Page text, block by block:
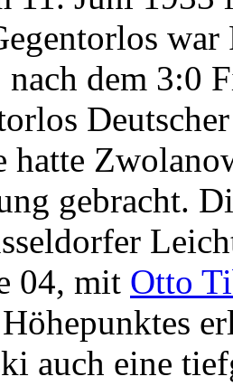
nach dem 3:0
hatte
gebracht.
04, mit Otto
auch eine